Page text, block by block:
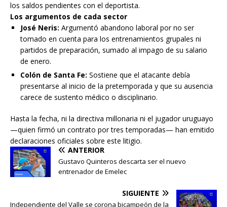
los saldos pendientes con el deportista.
Los argumentos de cada sector
José Neris: Argumentó abandono laboral por no ser
tomado en cuenta para los entrenamientos grupales ni
partidos de preparación, sumado al impago de su salario
de enero.
Colón de Santa Fe: Sostiene que el atacante debía
presentarse al inicio de la pretemporada y que su ausencia
carece de sustento médico o disciplinario.
Hasta la fecha, ni la directiva millonaria ni el jugador uruguayo
—quien firmó un contrato por tres temporadas— han emitido
declaraciones oficiales sobre este litigio.
ANTERIOR
Gustavo Quinteros descarta ser el nuevo
entrenador de Emelec
SIGUIENTE
Independiente del Valle se corona bicampeón de la